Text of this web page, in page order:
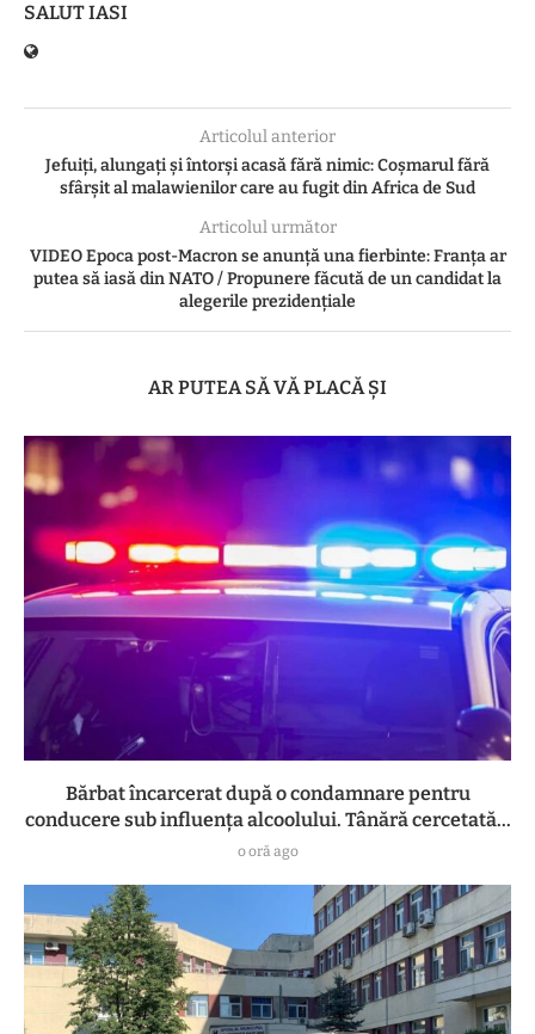
SALUT IASI
Articolul anterior
Jefuiți, alungați și întorși acasă fără nimic: Coșmarul fără
sfârșit al malawienilor care au fugit din Africa de Sud
Articolul următor
VIDEO Epoca post-Macron se anunță una fierbinte: Franța ar
putea să iasă din NATO / Propunere făcută de un candidat la
alegerile prezidențiale
AR PUTEA SĂ VĂ PLACĂ ȘI
Bărbat încarcerat după o condamnare pentru
conducere sub influența alcoolului. Tânără cercetată...
o oră ago